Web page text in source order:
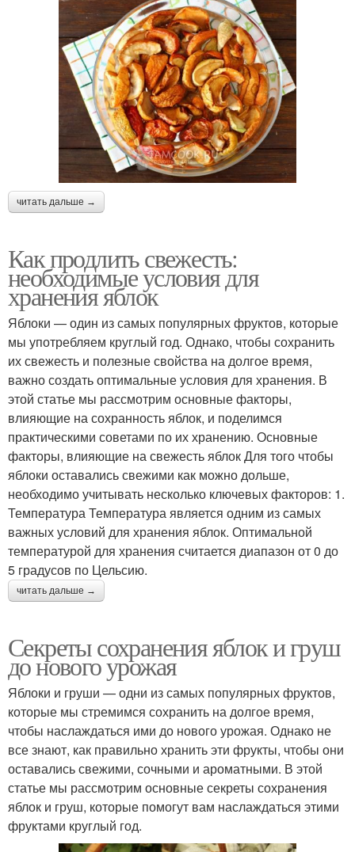
читать дальше →
Как продлить свежесть:
необходимые условия для
хранения яблок
Яблоки — один из самых популярных фруктов, которые
мы употребляем круглый год. Однако, чтобы сохранить
их свежесть и полезные свойства на долгое время,
важно создать оптимальные условия для хранения. В
этой статье мы рассмотрим основные факторы,
влияющие на сохранность яблок, и поделимся
практическими советами по их хранению. Основные
факторы, влияющие на свежесть яблок Для того чтобы
яблоки оставались свежими как можно дольше,
необходимо учитывать несколько ключевых факторов: 1.
Температура Температура является одним из самых
важных условий для хранения яблок. Оптимальной
температурой для хранения считается диапазон от 0 до
5 градусов по Цельсию.
читать дальше →
Секреты сохранения яблок и груш
до нового урожая
Яблоки и груши — одни из самых популярных фруктов,
которые мы стремимся сохранить на долгое время,
чтобы наслаждаться ими до нового урожая. Однако не
все знают, как правильно хранить эти фрукты, чтобы они
оставались свежими, сочными и ароматными. В этой
статье мы рассмотрим основные секреты сохранения
яблок и груш, которые помогут вам наслаждаться этими
фруктами круглый год.